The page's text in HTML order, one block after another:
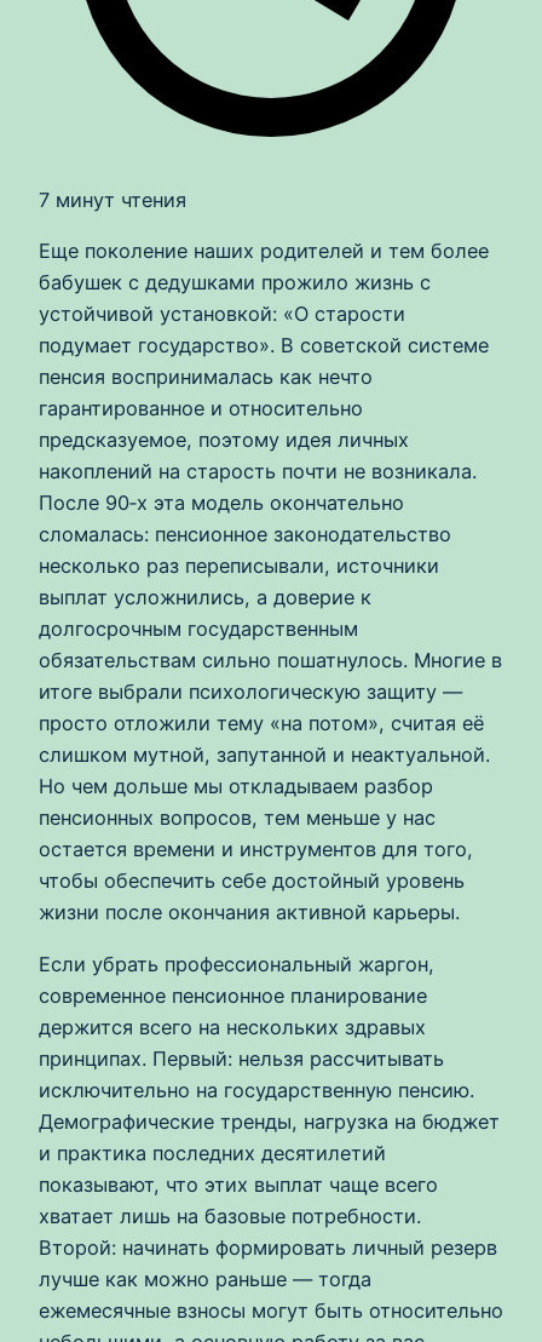
7 минут чтения
Еще поколение наших родителей и тем более
бабушек с дедушками прожило жизнь с
устойчивой установкой: «О старости
подумает государство». В советской системе
пенсия воспринималась как нечто
гарантированное и относительно
предсказуемое, поэтому идея личных
накоплений на старость почти не возникала.
После 90‑х эта модель окончательно
сломалась: пенсионное законодательство
несколько раз переписывали, источники
выплат усложнились, а доверие к
долгосрочным государственным
обязательствам сильно пошатнулось. Многие в
итоге выбрали психологическую защиту —
просто отложили тему «на потом», считая её
слишком мутной, запутанной и неактуальной.
Но чем дольше мы откладываем разбор
пенсионных вопросов, тем меньше у нас
остается времени и инструментов для того,
чтобы обеспечить себе достойный уровень
жизни после окончания активной карьеры.
Если убрать профессиональный жаргон,
современное пенсионное планирование
держится всего на нескольких здравых
принципах. Первый: нельзя рассчитывать
исключительно на государственную пенсию.
Демографические тренды, нагрузка на бюджет
и практика последних десятилетий
показывают, что этих выплат чаще всего
хватает лишь на базовые потребности.
Второй: начинать формировать личный резерв
лучше как можно раньше — тогда
ежемесячные взносы могут быть относительно